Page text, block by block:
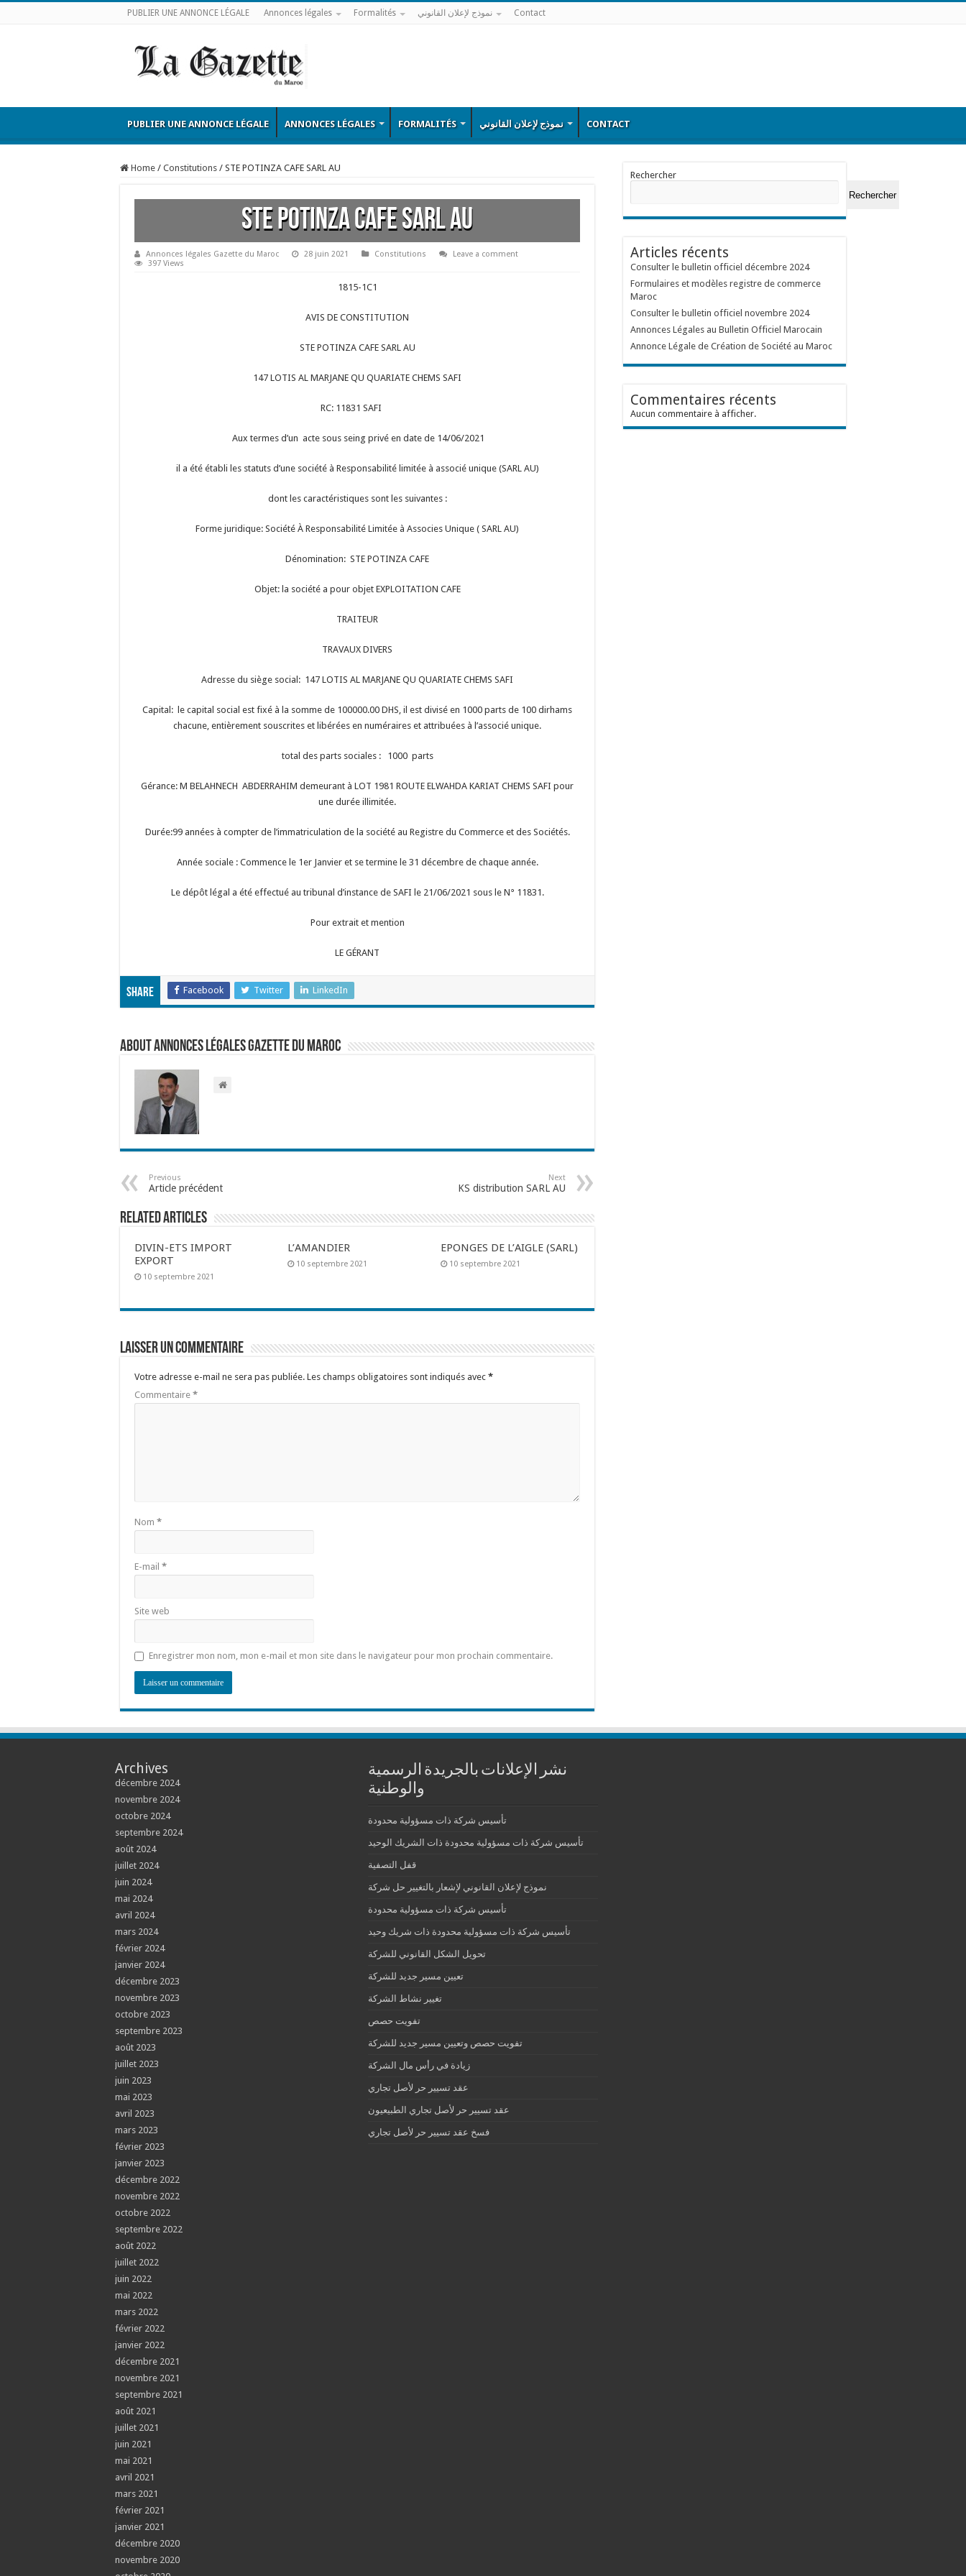
PUBLIER UNE ANNONCE LÉGALE Annonces légales Formalités نموذج لإعلان القانوني Contact
PUBLIER UNE ANNONCE LÉGALE ANNONCES LÉGALES FORMALITÉS نموذج لإعلان القانوني CONTACT
Home / Constitutions / STE POTINZA CAFE SARL AU
STE POTINZA CAFE SARL AU
Annonces légales Gazette du Maroc 28 juin 2021 Constitutions
Leave a comment
397 Views
1815-1C1
AVIS DE CONSTITUTION
STE POTINZA CAFE SARL AU
147 LOTIS AL MARJANE QU QUARIATE CHEMS SAFI
RC: 11831 SAFI
Aux termes d’un acte sous seing privé en date de 14/06/2021
il a été établi les statuts d’une société à Responsabilité limitée à associé unique (SARL AU)
dont les caractéristiques sont les suivantes :
Forme juridique: Société À Responsabilité Limitée à Associes Unique ( SARL AU)
Dénomination: STE POTINZA CAFE
Objet: la société a pour objet EXPLOITATION CAFE
TRAITEUR
TRAVAUX DIVERS
Adresse du siège social: 147 LOTIS AL MARJANE QU QUARIATE CHEMS SAFI
Capital: le capital social est fixé à la somme de 100000.00 DHS, il est divisé en 1000 parts de 100 dirhams
chacune, entièrement souscrites et libérées en numéraires et attribuées à l’associé unique.
total des parts sociales : 1000 parts
Gérance: M BELAHNECH ABDERRAHIM demeurant à LOT 1981 ROUTE ELWAHDA KARIAT CHEMS SAFI pour
une durée illimitée.
Durée:99 années à compter de l’immatriculation de la société au Registre du Commerce et des Sociétés.
Année sociale : Commence le 1er Janvier et se termine le 31 décembre de chaque année.
Le dépôt légal a été effectué au tribunal d’instance de SAFI le 21/06/2021 sous le N° 11831.
Pour extrait et mention
LE GÉRANT
Share Facebook Twitter LinkedIn
About Annonces légales Gazette du Maroc
Previous
Article précédent
Next
KS distribution SARL AU
Related Articles
DIVIN-ETS IMPORT
EXPORT
10 septembre 2021
L’AMANDIER
10 septembre 2021
EPONGES DE L’AIGLE (SARL)
10 septembre 2021
Laisser un commentaire
Votre adresse e-mail ne sera pas publiée. Les champs obligatoires sont indiqués avec *
Commentaire *
Nom *
E-mail *
Site web
Enregistrer mon nom, mon e-mail et mon site dans le navigateur pour mon prochain commentaire.
Rechercher
Rechercher
Articles récents
Consulter le bulletin officiel décembre 2024
Formulaires et modèles registre de commerce
Maroc
Consulter le bulletin officiel novembre 2024
Annonces Légales au Bulletin Officiel Marocain
Annonce Légale de Création de Société au Maroc
Commentaires récents
Aucun commentaire à afficher.
Archives
décembre 2024
novembre 2024
octobre 2024
septembre 2024
août 2024
juillet 2024
juin 2024
mai 2024
avril 2024
mars 2024
février 2024
janvier 2024
décembre 2023
novembre 2023
octobre 2023
septembre 2023
août 2023
juillet 2023
juin 2023
mai 2023
avril 2023
mars 2023
février 2023
janvier 2023
décembre 2022
novembre 2022
octobre 2022
septembre 2022
août 2022
juillet 2022
juin 2022
mai 2022
mars 2022
février 2022
janvier 2022
décembre 2021
novembre 2021
septembre 2021
août 2021
juillet 2021
juin 2021
mai 2021
avril 2021
mars 2021
février 2021
janvier 2021
décembre 2020
novembre 2020
نشر الإعلانات بالجريدة الرسمية
والوطنية
تأسيس شركة ذات مسؤولية محدودة
تأسيس شركة ذات مسؤولية محدودة ذات الشريك الوحيد
قفل التصفية
نموذج لإعلان القانوني لإشعار بالتغيير حل شركة
تأسيس شركة ذات مسؤولية محدودة
تأسيس شركة ذات مسؤولية محدودة ذات شريك وحيد
تحويل الشكل القانوني للشركة
تعيين مسير جديد للشركة
تغيير نشاط الشركة
تفويت حصص
تفويت حصص وتعيين مسير جديد للشركة
زيادة في رأس مال الشركة
عقد تسيير حر لأصل تجاري
عقد تسيير حر لأصل تجاري الطبيعيون
فسخ عقد تسيير حر لأصل تجاري